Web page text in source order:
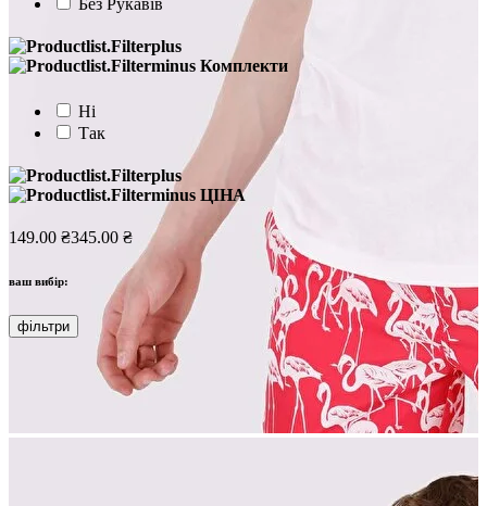
Без Рукавів
Комплекти
Ні
Так
ЦІНА
149.00 ₴345.00 ₴
ваш вибір:
фільтри